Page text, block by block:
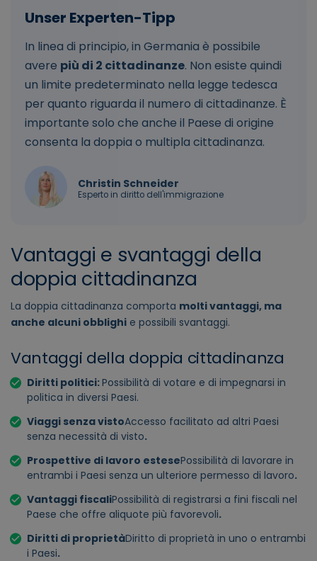
In linea di principio, in Germania è possibile
avere più di 2 cittadinanze. Non esiste quindi
un limite predeterminato nella legge tedesca
per quanto riguarda il numero di cittadinanze. È
importante solo che anche il Paese di origine
consenta la doppia o multipla cittadinanza.
Christin Schneider
Esperto in diritto dell'immigrazione
Vantaggi e svantaggi della
doppia cittadinanza
La doppia cittadinanza comporta molti vantaggi, ma
anche alcuni obblighi e possibili svantaggi.
Vantaggi della doppia cittadinanza
Diritti politici:Possibilità di votare e di impegnarsi in
politica in diversi Paesi.
Viaggi senza vistoAccesso facilitato ad altri Paesi
senza necessità di visto.
Prospettive di lavoro estesePossibilità di lavorare in
entrambi i Paesi senza un ulteriore permesso di lavoro.
Vantaggi fiscaliPossibilità di registrarsi a fini fiscali nel
Paese che offre aliquote più favorevoli.
Diritti di proprietàDiritto di proprietà in uno o entrambi
i Paesi.